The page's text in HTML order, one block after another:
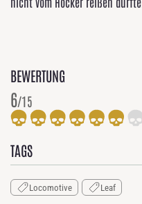
BEWERTUNG
6/15
TAGS
Locomotive Leaf